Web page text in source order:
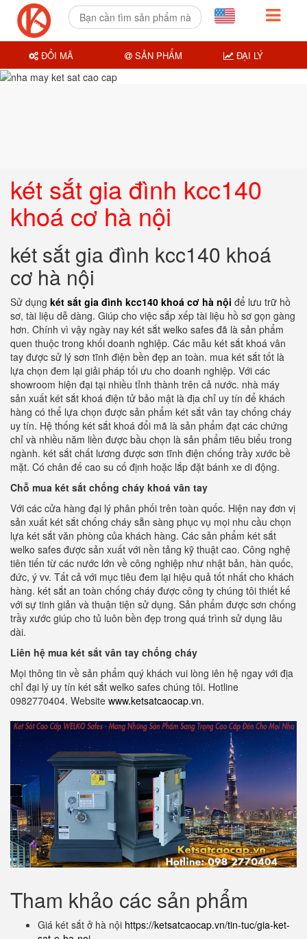
két sắt gia đình kcc140
khoá cơ hà nội
két sắt gia đình kcc140 khoá
cơ hà nội
Sử dụng két sắt gia đình kcc140 khoá cơ hà nội để lưu trữ hồ
sơ, tài liệu dễ dàng. Giúp cho việc sắp xếp tài liệu hồ sơ gọn gàng
hơn. Chính vì vậy ngày nay két sắt welko safes đã là sản phẩm
quen thuộc trong khối doanh nghiệp. Các mẫu két sắt khoá vân
tay được sử lý sơn tĩnh điện bền đẹp an toàn. mua két sắt tốt là
lựa chọn đem lại giải pháp tối ưu cho doanh nghiệp. Với các
showroom hiện đại tại nhiều tỉnh thành trên cả nước. nhà máy
sản xuất két sắt khoá điện tử bảo mật là địa chỉ uy tín để khách
hàng có thể lựa chọn được sản phẩm két sắt vân tay chống cháy
uy tín. Hệ thống két sắt khoá đổi mã là sản phẩm đạt các chứng
chỉ và nhiều năm liền được bầu chọn là sản phẩm tiêu biểu trong
ngành. két sắt chất lương được sơn tĩnh điện chống trầy xước bề
mặt. Có chân đế cao su cố định hoặc lắp đặt bánh xe di động.
Chỗ mua két sắt chống cháy khoá vân tay
Với các cửa hàng đại lý phân phối trên toàn quốc. Hiện nay đơn vị
sản xuất két sắt chống cháy sẵn sàng phục vụ mọi nhu cầu chọn
lựa két sắt văn phòng của khách hàng. Các sản phẩm két sắt
welko safes được sản xuất với nền tảng kỹ thuật cao. Công nghệ
tiên tiến từ các nước lớn về công nghiệp như nhật bản, hàn quốc,
đức, ý vv. Tất cả với mục tiêu đem lại hiệu quả tốt nhất cho khách
hàng. két sắt an toàn chống cháy được công ty chúng tôi thiết kế
với sự tinh giản và thuận tiện sử dụng. Sản phẩm được sơn chống
trầy xước giúp cho tủ luôn bền đẹp trong quá trình sử dụng lâu
dài.
Liên hệ mua két sắt vân tay chống cháy
Mọi thông tin về sản phẩm quý khách vui lòng iên hệ ngay với địa
chỉ đại lý uy tín két sắt welko safes chúng tôi. Hotline
0982770404. Website www.ketsatcaocap.vn.
Tham khảo các sản phẩm
Giá két sắt ở hà nội https://ketsatcaocap.vn/tin-tuc/gia-ket-
ĐỔI MÃ SẢN PHẨM ĐẠI LÝ